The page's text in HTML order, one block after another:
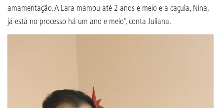
amamentação. A Lara mamou até 2 anos e meio e a caçula, Nina,
já está no processo há um ano e meio”, conta Juliana.